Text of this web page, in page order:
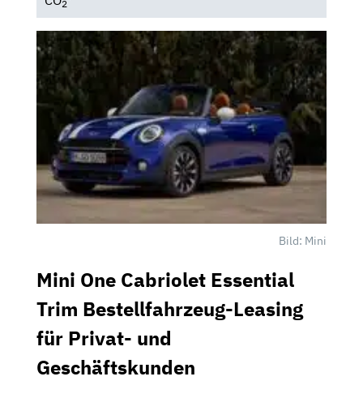
2
Bild: Mini
Mini One Cabriolet Essential
Trim Bestellfahrzeug-Leasing
für Privat- und
Geschäftskunden